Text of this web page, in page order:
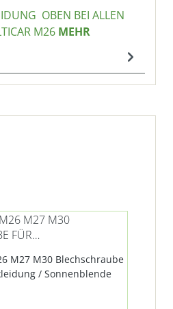
OBEN BEI ALLEN
M26 MEHR
M27 M30
FÜR
/